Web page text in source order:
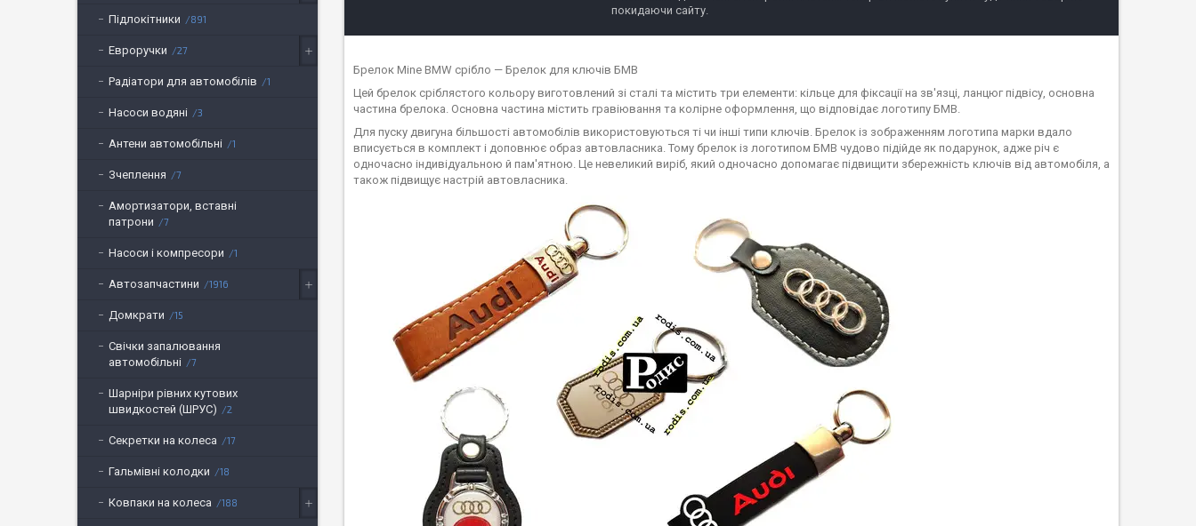
покидаючи сайту.
Брелок Mine BMW срібло — Брелок для ключів БМВ
Цей брелок сріблястого кольору виготовлений зі сталі та містить три елементи: кільце для фіксації на зв'язці, ланцюг підвісу, основна
частина брелока. Основна частина містить гравіювання та колірне оформлення, що відповідає логотипу БМВ.
Для пуску двигуна більшості автомобілів використовуються ті чи інші типи ключів. Брелок із зображенням логотипа марки вдало
вписується в комплект і доповнює образ автовласника. Тому брелок із логотипом БМВ чудово підійде як подарунок, адже річ є
одночасно індивідуальною й пам'ятною. Це невеликий виріб, який одночасно допомагає підвищити збережність ключів від автомобіля, а
також підвищує настрій автовласника.
Підлокітники 891
Евроручки 27
Радіатори для автомобілів 1
Насоси водяні 3
Антени автомобільні 1
Зчеплення 7
Амортизатори, вставні
патрони
7
Насоси і компресори 1
Автозапчастини 1916
Домкрати 15
Свічки запалювання
автомобільні
7
Шарніри рівних кутових
швидкостей (ШРУС)
2
Секретки на колеса 17
Гальмівні колодки 18
Ковпаки на колеса 188